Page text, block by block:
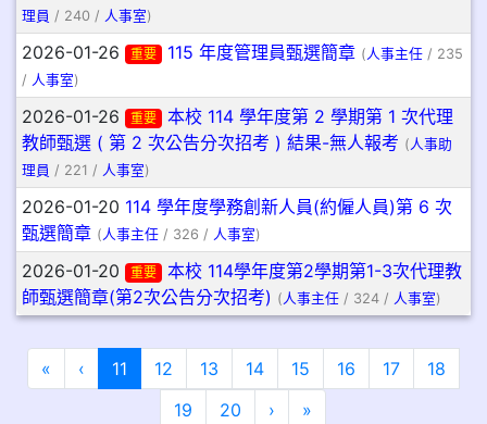
理員 / 240 / 人事室)
2026-01-26 重要 115 年度管理員甄選簡章 ( 人事主任/ 235
/ 人事室)
2026-01-26 重要
本校 114 學年度第 2 學期第 1 次代理
教師甄選 ( 第 2 次公告分次招考 ) 結果-無人報考 ( 人事助
理員 / 221 / 人事室)
2026-01-20 114 學年度學務創新人員(約僱人員)第 6 次
甄選簡章 ( 人事主任 / 326 / 人事室)
2026-01-20 重要
本校 114學年度第2學期第1-3次代理教
師甄選簡章(第2次公告分次招考) ( 人事主任 / 324 / 人事室)
« 第一頁
‹ 上一頁
11 (目前頁次)
12 13 14 15 16 17
18
19
20 › 下一頁
»